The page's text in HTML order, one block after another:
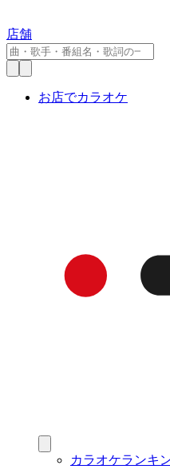
店舗
お店でカラオケ
カラオケランキ